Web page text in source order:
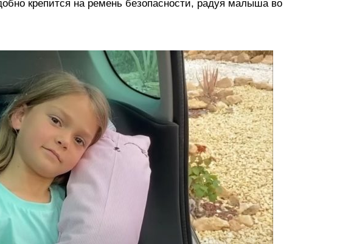
крепится на ремень безопасности, радуя малыша во